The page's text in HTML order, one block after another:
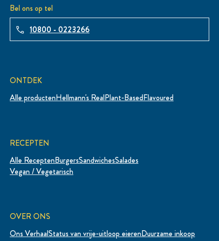
Bel ons op tel
10800 - 0223266
ONTDEK
Alle productenHellmann's RealPlant-BasedFlavoured
RECEPTEN
Alle ReceptenBurgersSandwichesSalades
Vegan / Vegetarisch
OVER ONS
Ons VerhaalStatus van vrije-uitloop eierenDuurzame inkoop